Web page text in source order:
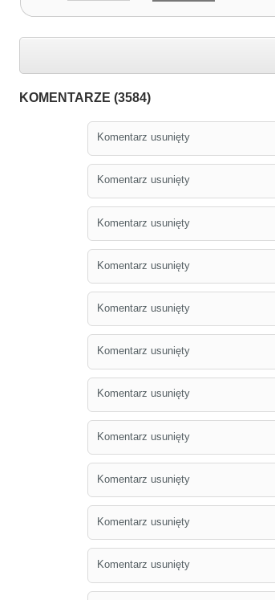
KOMENTARZE (3584)
Komentarz usunięty
Komentarz usunięty
Komentarz usunięty
Komentarz usunięty
Komentarz usunięty
Komentarz usunięty
Komentarz usunięty
Komentarz usunięty
Komentarz usunięty
Komentarz usunięty
Komentarz usunięty